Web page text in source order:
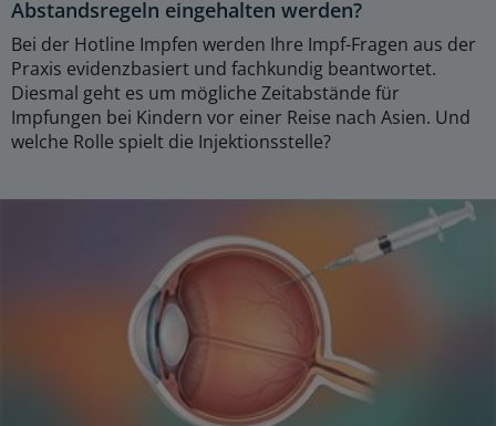
Abstandsregeln eingehalten werden?
Bei der Hotline Impfen werden Ihre Impf-Fragen aus der
Praxis evidenzbasiert und fachkundig beantwortet.
Diesmal geht es um mögliche Zeitabstände für
Impfungen bei Kindern vor einer Reise nach Asien. Und
welche Rolle spielt die Injektionsstelle?